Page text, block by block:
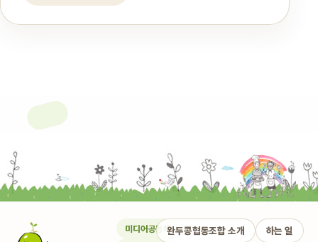
미디어공동체완두콩협동조합 소개 하는 일